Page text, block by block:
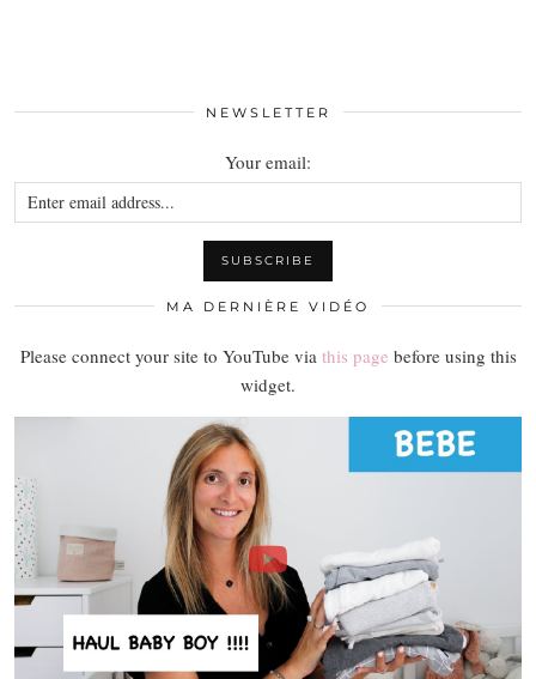
NEWSLETTER
Your email:
MA DERNIÈRE VIDÉO
Please connect your site to YouTube via this page before using this
widget.